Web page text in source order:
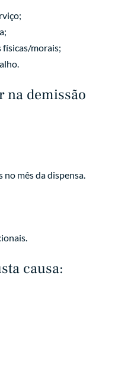
físicas/morais;
na demissão
mês da dispensa.
causa: